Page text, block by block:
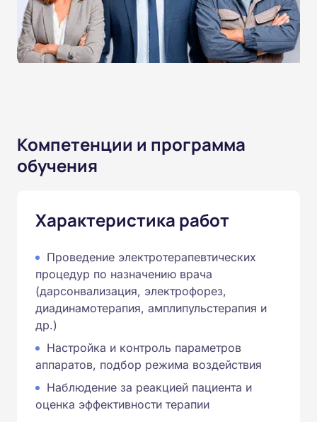
Компетенции и программа
обучения
Характеристика работ
Проведение электротерапевтических
процедур по назначению врача
(дарсонвализация, электрофорез,
диадинамотерапия, амплипульстерапия и
др.)
Настройка и контроль параметров
аппаратов, подбор режима воздействия
Наблюдение за реакцией пациента и
оценка эффективности терапии